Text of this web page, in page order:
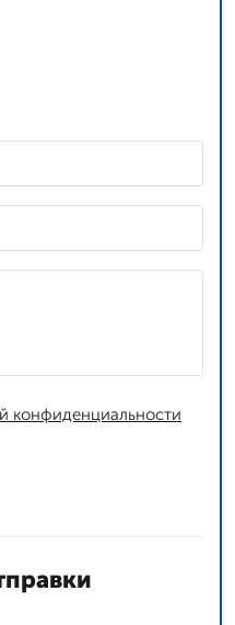
конфиденциальности